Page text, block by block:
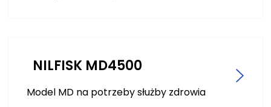
NILFISK MD4500
Model MD na potrzeby służby zdrowia